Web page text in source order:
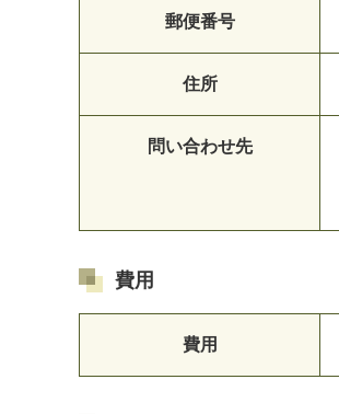
郵便番号
住所
問い合わせ先
費用
費用